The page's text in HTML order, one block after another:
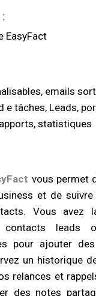
EasyFact
emails
e tâches, Leads,
statistiques
vous permet
et de
Vous avez
contacts leads
pour ajouter
un historique
relances et
des notes